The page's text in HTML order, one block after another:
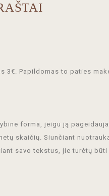
3€. Papildomas to paties
forma, jeigu ją
skaičių. Siunčiant
savo tekstus, jie turėtų